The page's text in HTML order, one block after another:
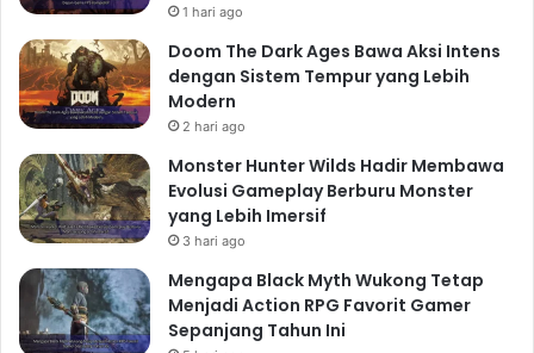
1 hari ago
Doom The Dark Ages Bawa Aksi Intens
dengan Sistem Tempur yang Lebih
Modern
2 hari ago
Monster Hunter Wilds Hadir Membawa
Evolusi Gameplay Berburu Monster
yang Lebih Imersif
3 hari ago
Mengapa Black Myth Wukong Tetap
Menjadi Action RPG Favorit Gamer
Sepanjang Tahun Ini